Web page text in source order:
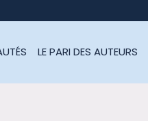
LE PARI DES AUTEURS